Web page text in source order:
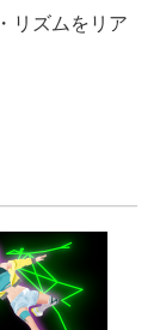
リズムをリア